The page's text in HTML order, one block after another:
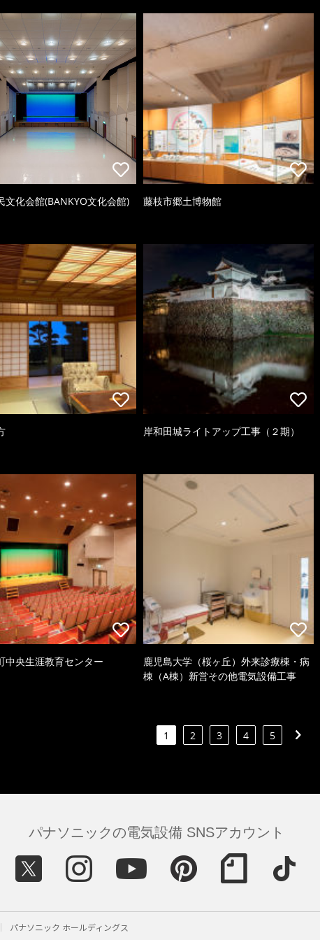
文化会館(BANKYO文化会館) 藤枝市郷土博物館
岸和田城ライトアップ工事（２期）
中央生涯教育センター
鹿児島大学（桜ヶ丘）外来診療棟・病
棟（A棟）新営その他電気設備工事
1 2 3 4 5
パナソニックの電気設備 SNSアカウント
パナソニック ホールディングス